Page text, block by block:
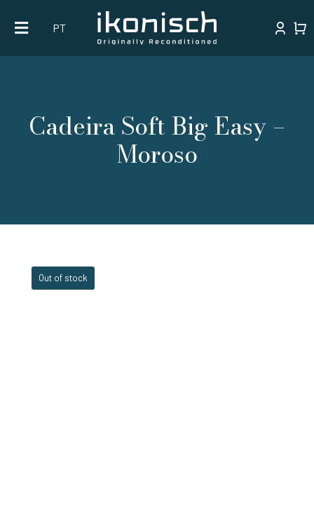
content
PT
Cadeira Soft Big Easy –
Moroso
Out of stock